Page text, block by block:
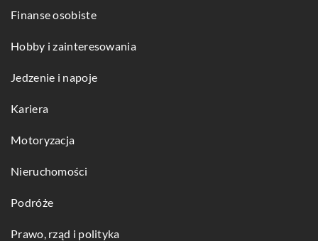
Finanse osobiste
Hobby i zainteresowania
Jedzenie i napoje
Kariera
Motoryzacja
Nieruchomości
Podróże
Prawo, rząd i polityka